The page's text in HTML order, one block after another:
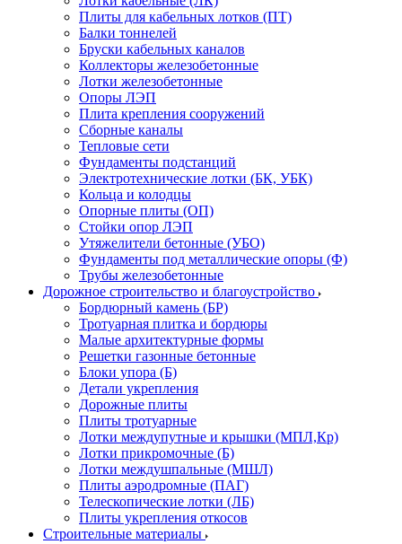
Плиты для кабельных лотков (ПТ)
Балки тоннелей
Бруски кабельных каналов
Коллекторы железобетонные
Лотки железобетонные
Опоры ЛЭП
Плита крепления сооружений
Сборные каналы
Тепловые сети
Фундаменты подстанций
Электротехнические лотки (БК, УБК)
Кольца и колодцы
Опорные плиты (ОП)
Стойки опор ЛЭП
Утяжелители бетонные (УБО)
Фундаменты под металлические опоры (Ф)
Трубы железобетонные
Дорожное строительство и благоустройство
Бордюрный камень (БР)
Тротуарная плитка и бордюры
Малые архитектурные формы
Решетки газонные бетонные
Блоки упора (Б)
Детали укрепления
Дорожные плиты
Плиты тротуарные
Лотки междупутные и крышки (МПЛ,Кр)
Лотки прикромочные (Б)
Лотки междушпальные (МШЛ)
Плиты аэродромные (ПАГ)
Телескопические лотки (ЛБ)
Плиты укрепления откосов
Строительные материалы